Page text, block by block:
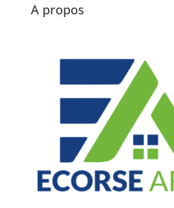
A propos